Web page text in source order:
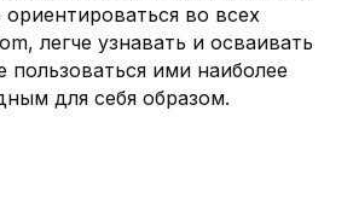
во всех
легче узнавать и осваивать
пользоваться ими наиболее
для себя образом.